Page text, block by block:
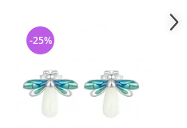
-25%